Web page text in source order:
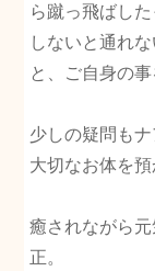
ら蹴っ飛ばし
しないと通れな
と、ご自身の
少しの疑問も
大切なお体を預
癒されながら
正。